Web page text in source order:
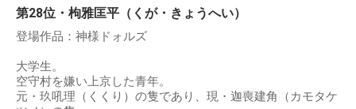
第28位・枸雅匡平（くが・きょうへい）
登場作品：神様ドォルズ
大学生。
空守村を嫌い上京した青年。
元・玖吼理（くくり）の隻であり、現・迦喪建角（カモタケ